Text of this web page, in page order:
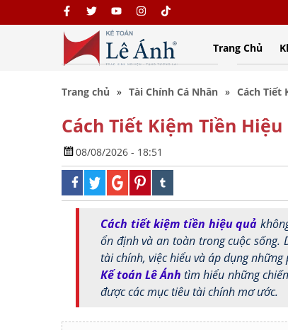
Trang Chủ
Trang chủ Tài Chính Cá Nhân Cách Tiết
Cách Tiết Kiệm Tiền
08/08/2026 - 18:51
Cách tiết kiệm tiền hiệu quả
ổn định và an toàn trong cuộc
tài chính, việc hiểu và áp dụng
Kế toán Lê Ánh tìm hiểu những
được các mục tiêu tài chính mơ ước.